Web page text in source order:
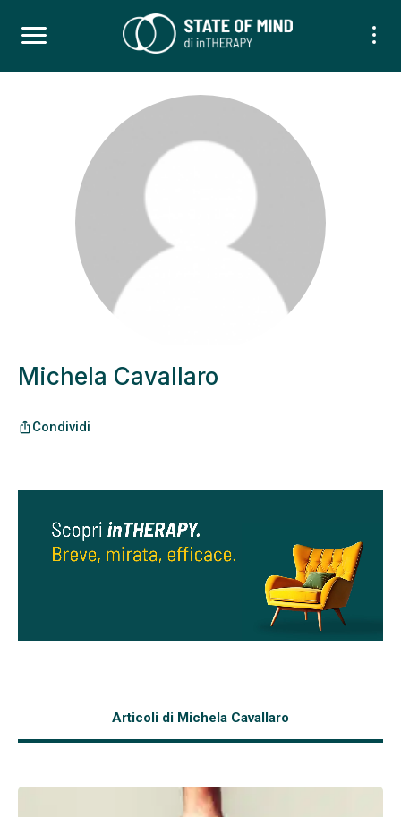
Michela Cavallaro
ios_shareCondividi
Articoli di Michela Cavallaro